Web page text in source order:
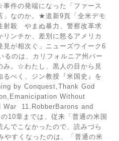
件の発端になった「ファース
」なのか。★道新9頁「全米デモ
殺 やまぬ暴力、警察改革求
ンチか、差別に怒るアメリカ
見が相次ぐ」ニューズウイーク6
るのは、カリフォルニア州バー
み。☆わたし、黒人の目から見
べく、ジン教授『米国史』を
by Conquest,Thank God
Without
11.RobberBarons and
10章までは、従来「普通の米国
でこなかったので、読みづら
やすくなったのは、「普通の米